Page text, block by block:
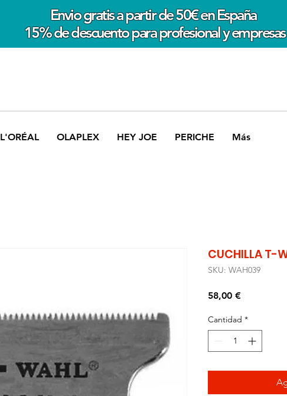
Envio gratis a partir de 50€ en España
15% de descuento para profesional y empresas
L'ORÉAL OLAPLEX HEY JOE PERICHE Más
CUCHILLA T-
SKU: WAH039
58,00 €Precio
Cantidad *